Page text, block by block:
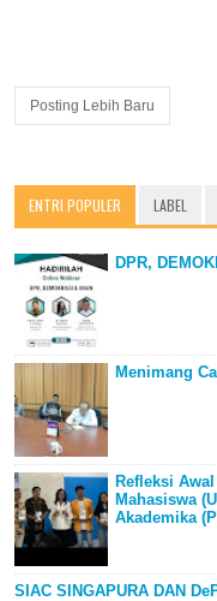
Posting Lebih Baru
ENTRI POPULER LABEL
DPR,
Menimang
Refleksi
Mahasiswa
Akademika
SIAC SINGAPURA DAN